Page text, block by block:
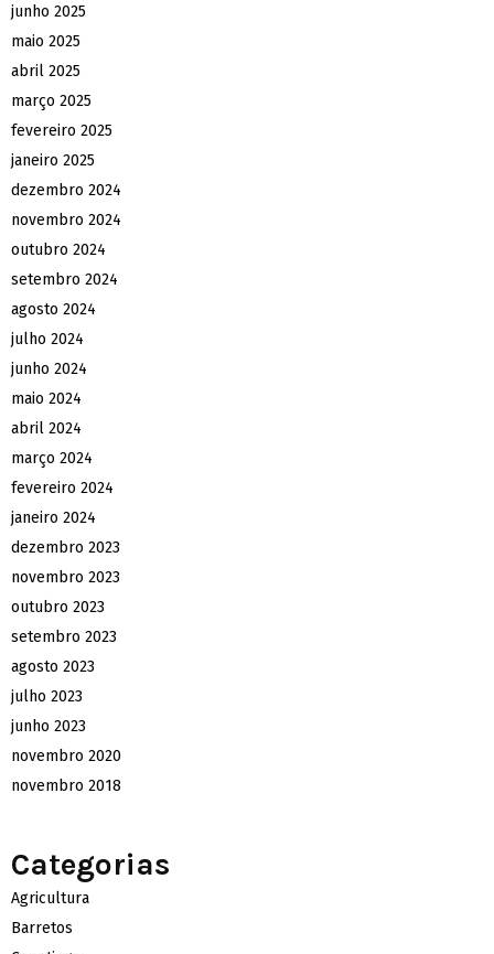
junho 2025
maio 2025
abril 2025
março 2025
fevereiro 2025
janeiro 2025
dezembro 2024
novembro 2024
outubro 2024
setembro 2024
agosto 2024
julho 2024
junho 2024
maio 2024
abril 2024
março 2024
fevereiro 2024
janeiro 2024
dezembro 2023
novembro 2023
outubro 2023
setembro 2023
agosto 2023
julho 2023
junho 2023
novembro 2020
novembro 2018
Categorias
Agricultura
Barretos